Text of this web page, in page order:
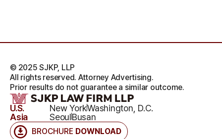
BROCHURE DOWNLOAD
U.S. New YorkWashington, D.C.
Asia
SeoulBusan
© 2025 SJKP, LLP
All rights reserved. Attorney Advertising.
Prior results do not guarantee a similar outcome.